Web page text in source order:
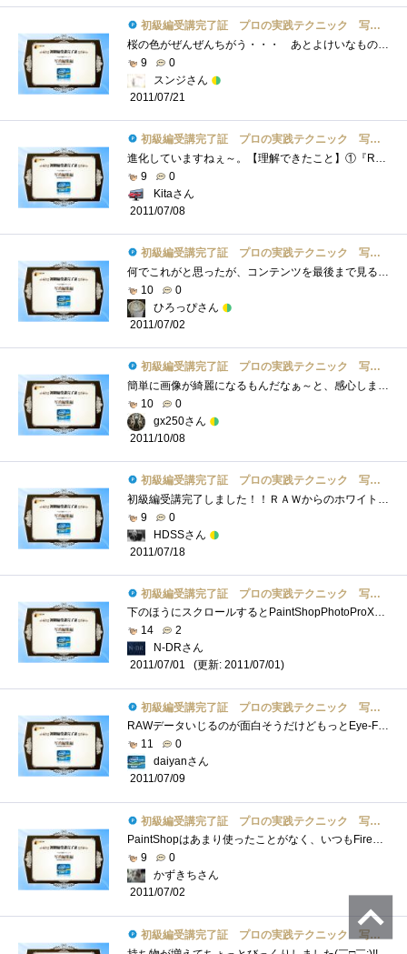
初級編受講完了証 プロの実践テクニック 写真編集編
桜の色がぜんぜんちがう・・・ あとよけいなものを消す技術・・・ これはあれだ違和感を残さないように気を付け・・・・・れるかぁ！ 波�...
9
0
スンジさん
2011/07/21
初級編受講完了証 プロの実践テクニック 写真編集編
進化していますねぇ～。【理解できたこと】①『RAWデータからJPGへの一括変換』は、「RAWデータを補正してからJPGへ」がポイント。②不要な被写�...
9
0
Kitaさん
2011/07/08
初級編受講完了証 プロの実践テクニック 写真編集編
何でこれがと思ったが、コンテンツを最後まで見るともちものに登録されるのねｗデジタル一眼レフカメラを使っているので、幾分参考になった�...
10
0
ひろっぴさん
2011/07/02
初級編受講完了証 プロの実践テクニック 写真編集編
簡単に画像が綺麗になるもんだなぁ～と、感心しました。明るさを自動調整機能はヤフオクの出品等にも使えそうでいいですね。確か無料ソフト�...
10
0
gx250さん
2011/10/08
初級編受講完了証 プロの実践テクニック 写真編集編
初級編受講完了しました！！ＲＡＷからのホワイトバランス設定、ノイズ調整など一層興味が深まりました！いつもＪＰＥＧイメージからのトリ�...
9
0
HDSSさん
2011/07/18
初級編受講完了証 プロの実践テクニック 写真編集編
下のほうにスクロールするとPaintShopPhotoProX3とVideoStudioProX4の受講ができます！http://zigsow.jp/com/intel/review/summer2011/今後、中級、上級とあるようなので...
14
2
N-DRさん
2011/07/01
(更新: 2011/07/01)
初級編受講完了証 プロの実践テクニック 写真編集編
RAWデータいじるのが面白そうだけどもっとEye-Fiの転送速度が早くなればなぁとも思う。結局手軽さでjpgで転送してたり。
11
0
daiyanさん
2011/07/09
初級編受講完了証 プロの実践テクニック 写真編集編
PaintShopはあまり使ったことがなく、いつもFireWorksを主に使っています。PaintShopでの使い方の基礎を知ることができてよかったと思います。
9
0
かずきちさん
2011/07/02
初級編受講完了証 プロの実践テクニック 写真編集編